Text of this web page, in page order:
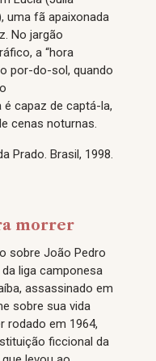
uma fã apaixonada
No jargão
a “hora
por-do-sol, quando
capaz de captá-la,
cenas noturnas.
Prado. Brasil, 1998.
morrer
sobre João Pedro
da liga camponesa
assassinado em
sobre sua vida
rodado em 1964,
ficcional da